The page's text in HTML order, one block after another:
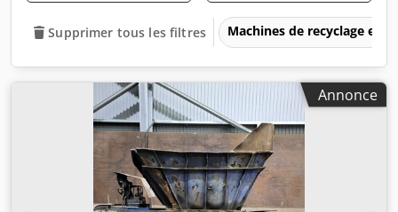
Supprimer tous les filtres Machines de recyclage et
Annonce